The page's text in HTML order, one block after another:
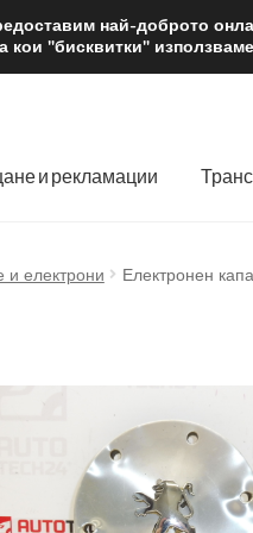
лв.
и рекламации
и електрони Електронен
най-доброто
"бисквитки"